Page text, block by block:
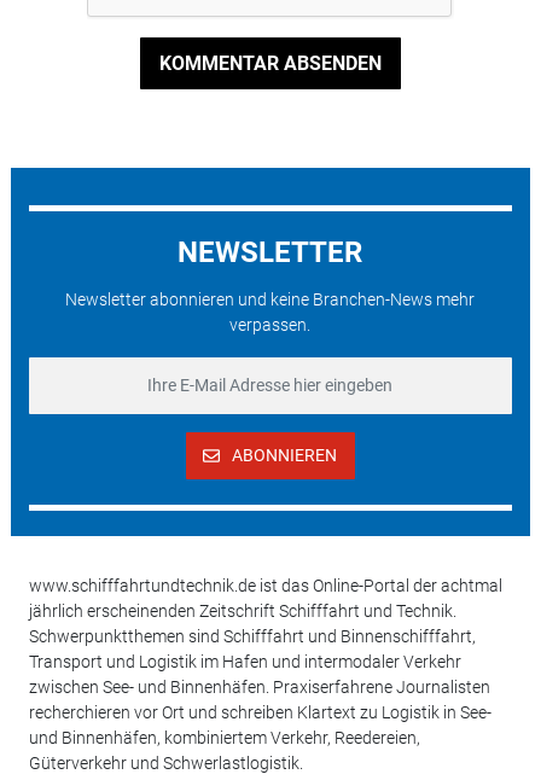
KOMMENTAR ABSENDEN
NEWSLETTER
Newsletter abonnieren und keine Branchen-News mehr
verpassen.
ABONNIEREN
www.schifffahrtundtechnik.de ist das Online-Portal der achtmal
jährlich erscheinenden Zeitschrift Schifffahrt und Technik.
Schwerpunktthemen sind Schifffahrt und Binnenschifffahrt,
Transport und Logistik im Hafen und intermodaler Verkehr
zwischen See- und Binnenhäfen. Praxiserfahrene Journalisten
recherchieren vor Ort und schreiben Klartext zu Logistik in See-
und Binnenhäfen, kombiniertem Verkehr, Reedereien,
Güterverkehr und Schwerlastlogistik.